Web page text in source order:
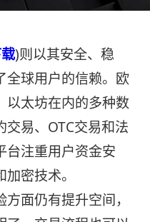
)则以其安全、稳
全球用户的信赖。欧
以太坊在内的多种数
易、OTC交易和法
台注重用户资金安
密技术。
面仍有提升空间，